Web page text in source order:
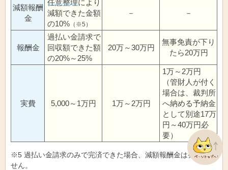
減額報酬
金
任意整理により
減額できた金額
の10% （※5）
－ －
報酬金
過払い金請求で
回収額できた額
の20%～25%
20万～30万円
無事免責が下り
たら20万円
実費 5,000～1万円 1万～2万円
1万～2万円
（管財人が付く
場合は、裁判所
へ納める予納金
として別途17万
円～40万円必
要）
※5 過払い金請求のみで完済できた場合、減額報酬金は発生しま
せん。